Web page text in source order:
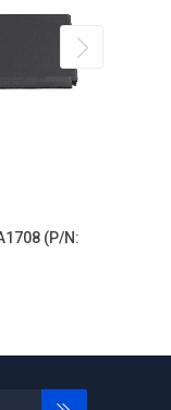
(P/N: